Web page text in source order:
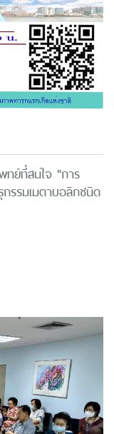
ทย์ที่สนใจ "การ
รรมเมตาบอลิกชนิด